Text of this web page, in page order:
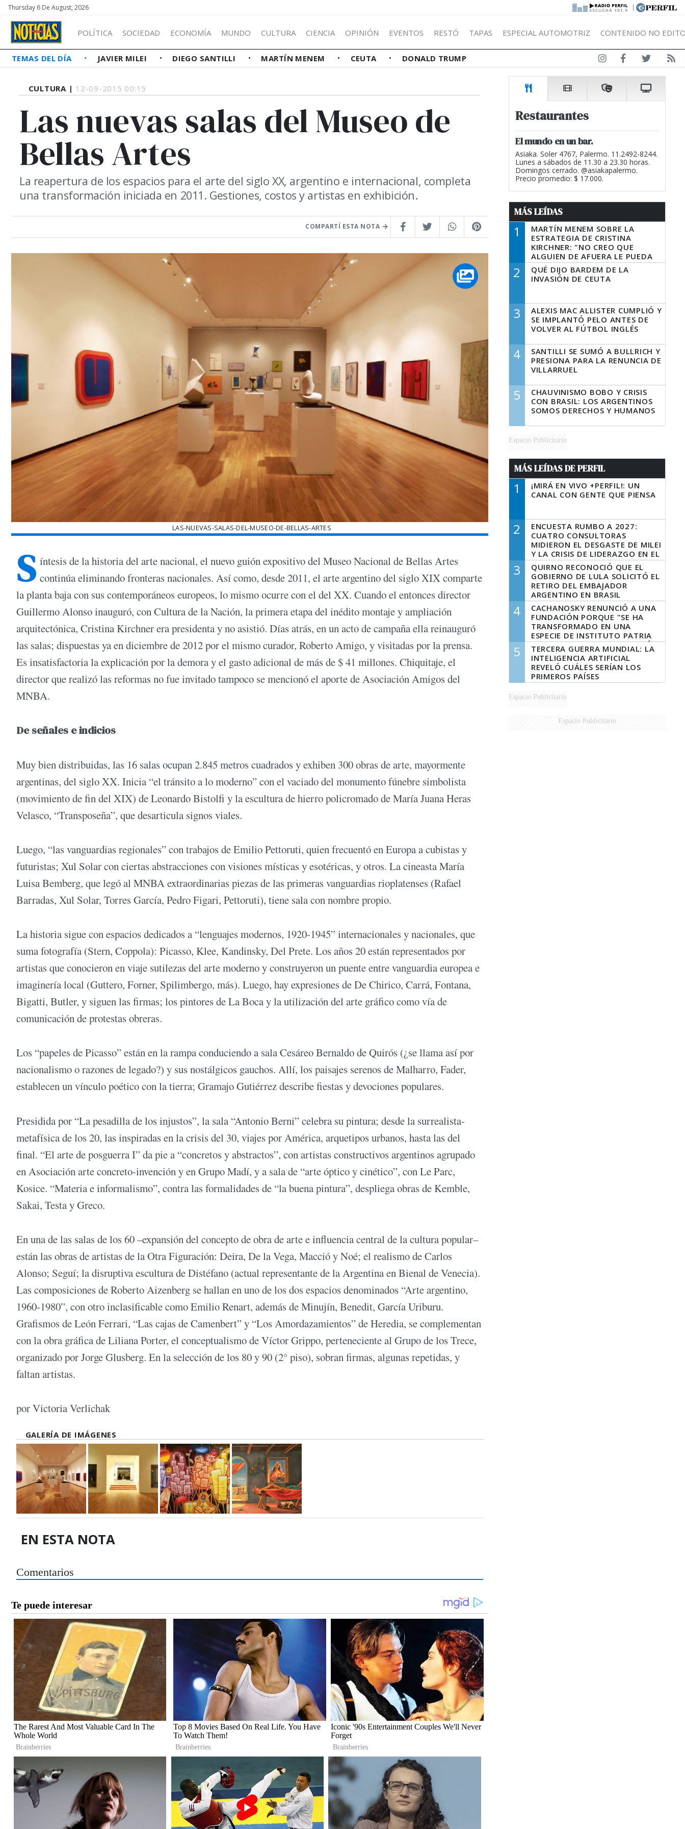
Thursday 6 De August, 2026 |
POLÍTICA SOCIEDAD ECONOMÍA MUNDO CULTURA CIENCIA OPINIÓN EVENTOS RESTÓ TAPAS ESPECIAL AUTOMOTRIZ CONTENIDO NO
TEMAS DEL DÍA JAVIER MILEI DIEGO SANTILLI MARTÍN MENEM CEUTA DONALD TRUMP
CULTURA | 12-09-2015 00:15
Las nuevas salas del Museo de
Bellas Artes
La reapertura de los espacios para el arte del siglo XX, argentino e internacional, completa
una transformación iniciada en 2011. Gestiones, costos y artistas en exhibición.
COMPARTÍ ESTA NOTA
LAS-NUEVAS-SALAS-DEL-MUSEO-DE-BELLAS-ARTES
S íntesis de la historia del arte nacional, el nuevo guión expositivo del Museo Nacional de Bellas Artes
continúa eliminando fronteras nacionales. Así como, desde 2011, el arte argentino del siglo XIX comparte
la planta baja con sus contemporáneos europeos, lo mismo ocurre con el del XX. Cuando el entonces director
Guillermo Alonso inauguró, con Cultura de la Nación, la primera etapa del inédito montaje y ampliación
arquitectónica, Cristina Kirchner era presidenta y no asistió. Días atrás, en un acto de campaña ella reinauguró
las salas; dispuestas ya en diciembre de 2012 por el mismo curador, Roberto Amigo, y visitadas por la prensa.
Es insatisfactoria la explicación por la demora y el gasto adicional de más de $ 41 millones. Chiquitaje, el
director que realizó las reformas no fue invitado tampoco se mencionó el aporte de Asociación Amigos del
MNBA.
De señales e indicios
Muy bien distribuidas, las 16 salas ocupan 2.845 metros cuadrados y exhiben 300 obras de arte, mayormente
argentinas, del siglo XX. Inicia “el tránsito a lo moderno” con el vaciado del monumento fúnebre simbolista
(movimiento de fin del XIX) de Leonardo Bistolfi y la escultura de hierro policromado de María Juana Heras
Velasco, “Transposeña”, que desarticula signos viales.
Luego, “las vanguardias regionales” con trabajos de Emilio Pettoruti, quien frecuentó en Europa a cubistas y
futuristas; Xul Solar con ciertas abstracciones con visiones místicas y esotéricas, y otros. La cineasta María
Luisa Bemberg, que legó al MNBA extraordinarias piezas de las primeras vanguardias rioplatenses (Rafael
Barradas, Xul Solar, Torres García, Pedro Figari, Pettoruti), tiene sala con nombre propio.
La historia sigue con espacios dedicados a “lenguajes modernos, 1920-1945” internacionales y nacionales, que
suma fotografía (Stern, Coppola): Picasso, Klee, Kandinsky, Del Prete. Los años 20 están representados por
artistas que conocieron en viaje sutilezas del arte moderno y construyeron un puente entre vanguardia europea e
imaginería local (Guttero, Forner, Spilimbergo, más). Luego, hay expresiones de De Chirico, Carrá, Fontana,
Bigatti, Butler, y siguen las firmas; los pintores de La Boca y la utilización del arte gráfico como vía de
comunicación de protestas obreras.
Los “papeles de Picasso” están en la rampa conduciendo a sala Cesáreo Bernaldo de Quirós (¿se llama así por
nacionalismo o razones de legado?) y sus nostálgicos gauchos. Allí, los paisajes serenos de Malharro, Fader,
establecen un vínculo poético con la tierra; Gramajo Gutiérrez describe fiestas y devociones populares.
Presidida por “La pesadilla de los injustos”, la sala “Antonio Berni” celebra su pintura; desde la surrealista-
metafísica de los 20, las inspiradas en la crisis del 30, viajes por América, arquetipos urbanos, hasta las del
final. “El arte de posguerra I” da pie a “concretos y abstractos”, con artistas constructivos argentinos agrupado
en Asociación arte concreto-invención y en Grupo Madí, y a sala de “arte óptico y cinético”, con Le Parc,
Kosice. “Materia e informalismo”, contra las formalidades de “la buena pintura”, despliega obras de Kemble,
Sakai, Testa y Greco.
En una de las salas de los 60 –expansión del concepto de obra de arte e influencia central de la cultura popular–
están las obras de artistas de la Otra Figuración: Deira, De la Vega, Macció y Noé; el realismo de Carlos
Alonso; Seguí; la disruptiva escultura de Distéfano (actual representante de la Argentina en Bienal de Venecia).
Las composiciones de Roberto Aizenberg se hallan en uno de los dos espacios denominados “Arte argentino,
1960-1980”, con otro inclasificable como Emilio Renart, además de Minujín, Benedit, García Uriburu.
Grafismos de León Ferrari, “Las cajas de Camenbert” y “Los Amordazamientos” de Heredia, se complementan
con la obra gráfica de Liliana Porter, el conceptualismo de Víctor Grippo, perteneciente al Grupo de los Trece,
organizado por Jorge Glusberg. En la selección de los 80 y 90 (2° piso), sobran firmas, algunas repetidas, y
faltan artistas.
por Victoria Verlichak
GALERÍA DE IMÁGENES
EN ESTA NOTA
Comentarios
Restaurantes
El mundo en un bar.
Asiaka. Soler 4767, Palermo. 11.2492-8244.
Lunes a sábados de 11.30 a 23.30 horas.
Domingos cerrado. @asiakapalermo.
Precio promedio: $ 17.000.
MÁS LEÍDAS
1
MARTÍN MENEM SOBRE LA
ESTRATEGIA DE CRISTINA
KIRCHNER: "NO CREO QUE
ALGUIEN DE AFUERA LE PUEDA
DECIR A LA JUSTICIA LO QUE
TIENE QUE HACER"
2
QUÉ DIJO BARDEM DE LA
INVASIÓN DE CEUTA
3
ALEXIS MAC ALLISTER CUMPLIÓ Y
SE IMPLANTÓ PELO ANTES DE
VOLVER AL FÚTBOL INGLÉS
4
SANTILLI SE SUMÓ A BULLRICH Y
PRESIONA PARA LA RENUNCIA DE
VILLARRUEL
5
CHAUVINISMO BOBO Y CRISIS
CON BRASIL: LOS ARGENTINOS
SOMOS DERECHOS Y HUMANOS
Espacio Publicitario
MÁS LEÍDAS DE PERFIL
1
¡MIRÁ EN VIVO +PERFIL!: UN
CANAL CON GENTE QUE PIENSA
2
ENCUESTA RUMBO A 2027:
CUATRO CONSULTORAS
MIDIERON EL DESGASTE DE MILEI
Y LA CRISIS DE LIDERAZGO EN EL
PERONISMO
3
QUIRNO RECONOCIÓ QUE EL
GOBIERNO DE LULA SOLICITÓ EL
RETIRO DEL EMBAJADOR
ARGENTINO EN BRASIL
4
CACHANOSKY RENUNCIÓ A UNA
FUNDACIÓN PORQUE "SE HA
TRANSFORMADO EN UNA
ESPECIE DE INSTITUTO PATRIA
INCONDICIONAL DE LA GESTIÓN
DE MILEI"
5
TERCERA GUERRA MUNDIAL: LA
INTELIGENCIA ARTIFICIAL
REVELÓ CUÁLES SERÍAN LOS
PRIMEROS PAÍSES
LATINOAMERICANOS EN SER
DERROTADOS
Espacio Publicitario
Espacio Publicitario